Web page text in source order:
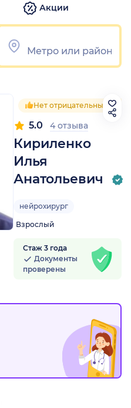
Акции
Нет отрицательных
Кириленко
Илья
Анатольевич
5.0 4 отзыва
нейрохирург
Взрослый
Стаж 3 года
Документы
проверены